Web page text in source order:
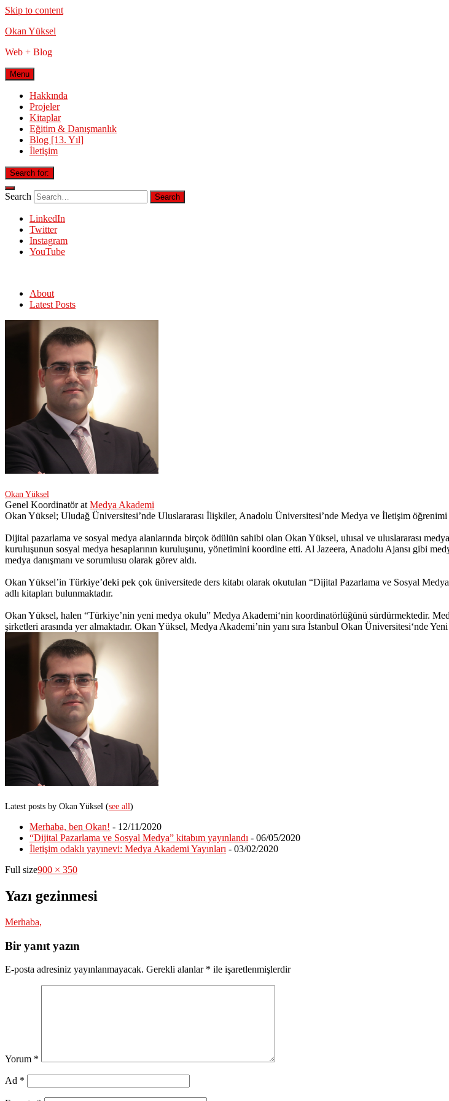
Skip to content
Okan Yüksel
Web + Blog
Menu
Hakkında
Projeler
Kitaplar
Eğitim & Danışmanlık
Blog [13. Yıl]
İletişim
Search for:
Search
LinkedIn
Twitter
Instagram
YouTube
About
Latest Posts
Okan Yüksel
Genel Koordinatörat Medya Akademi
Okan Yüksel; Uludağ Üniversitesi’nde Uluslararası İlişkiler, Anadolu Üniversitesi’nde Medya ve İletişim öğrenimi
Dijital pazarlama ve sosyal medya alanlarında birçok ödülün sahibi olan Okan Yüksel, ulusal ve uluslararası
kuruluşunun sosyal medya hesaplarının kuruluşunu, yönetimini koordine etti. Al Jazeera, Anadolu Ajansı gibi
medya danışmanı ve sorumlusu olarak görev aldı.
Okan Yüksel’in Türkiye’deki pek çok üniversitede ders kitabı olarak okutulan “Dijital Pazarlama ve Sosyal
adlı kitapları bulunmaktadır.
Okan Yüksel, halen “Türkiye’nin yeni medya okulu” Medya Akademi‘nin koordinatörlüğünü sürdürmektedir.
şirketleri arasında yer almaktadır. Okan Yüksel, Medya Akademi’nin yanı sıra İstanbul Okan Üniversitesi‘nde
Latest posts by Okan Yüksel (see all)
Merhaba, ben Okan! - 12/11/2020
“Dijital Pazarlama ve Sosyal Medya” kitabım yayınlandı - 06/05/2020
İletişim odaklı yayınevi: Medya Akademi Yayınları - 03/02/2020
Full size900 × 350
Yazı gezinmesi
Merhaba,
Bir yanıt yazın
E-posta adresiniz yayınlanmayacak. Gerekli alanlar * ile işaretlenmişlerdir
Yorum *
Ad *